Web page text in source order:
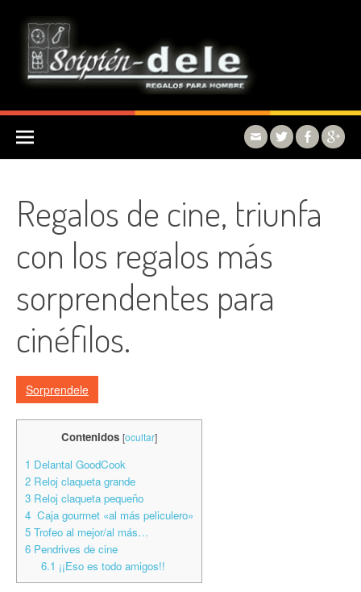
Regalos de cine, triunfa
con los regalos más
sorprendentes para
cinéfilos.
Sorprendele
Contenidos [ocultar]
1 Delantal GoodCook
2 Reloj claqueta grande
3 Reloj claqueta pequeño
4 Caja gourmet «al más peliculero»
5 Trofeo al mejor/al más…
6 Pendrives de cine
6.1 ¡¡Eso es todo amigos!!